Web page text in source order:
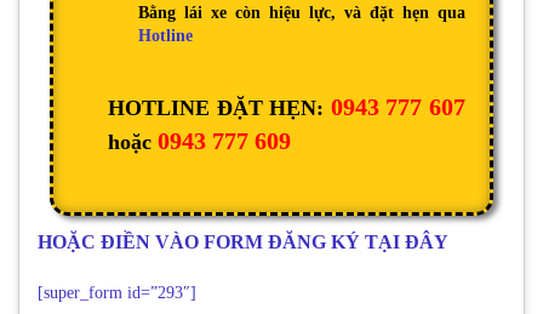
Bằng lái xe còn hiệu lực, và đặt hẹn qua
Hotline
HOTLINE ĐẶT HẸN: 0943 777 607
hoặc 0943 777 609
HOẶC ĐIỀN VÀO FORM ĐĂNG KÝ TẠI ĐÂY
[super_form id=”293″]